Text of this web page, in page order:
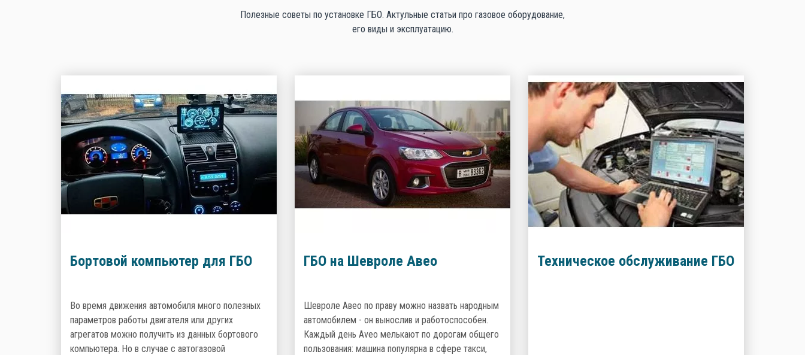
Полезные советы по установке ГБО. Актульные статьи про газовое оборудование,
его виды и эксплуатацию.
Бортовой компьютер для ГБО
Во время движения автомобиля много полезных
параметров работы двигателя или других
агрегатов можно получить из данных бортового
компьютера. Но в случае с автогазовой
ГБО на Шевроле Авео
Шевроле Авео по праву можно назвать народным
автомобилем - он вынослив и работоспособен.
Каждый день Aveo мелькают по дорогам общего
пользования: машина популярна в сфере такси,
Техническое обслуживание ГБО